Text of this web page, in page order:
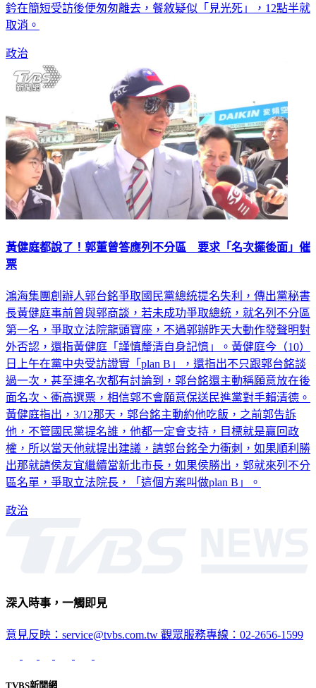
鈐在簡短受訪後便匆匆離去，餐敘疑似「見光死」，12點半就
取消。
政治
黃健庭都說了！郭董曾答應列不分區 要求「名次擺後面」催
票
鴻海集團創辦人郭台銘爭取國民黨總統提名失利，傳出黨秘書
長黃健庭事前曾與郭商談，若未成功爭取總統，就名列不分區
第一名，爭取立法院龍頭寶座，不過郭辦昨天大動作發聲明對
外否認，還指黃健庭「謹慎釐清自身記憶」。黃健庭今（10）
日上午在黨中央受訪證實「plan B」，還指出不只跟郭台銘談
過一次，甚至連名次都有討論到，郭台銘還主動稱願意放在後
面名次、衝高選票，相信郭不會願意保送民進黨對手賴清德。
黃健庭指出，3/12那天，郭台銘主動約他吃飯，之前郭告訴
他，不管國民黨提名誰，他都一定會支持，目標就是贏回政
權，所以當天他就提出建議，請郭台銘全力衝刺，如果順利勝
出那就請侯友宜繼續當新北市長，如果侯勝出，郭就來列不分
區名單，爭取立法院長，「這個方案叫做plan B」。
政治
深入時事，一觸即見
意見反映：service@tvbs.com.tw 觀眾服務專線：02-2656-1599
TVBS新聞網